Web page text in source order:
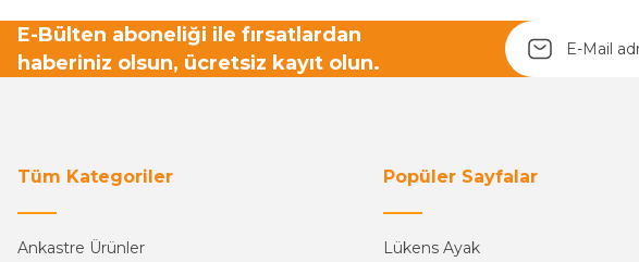
E-Bülten aboneliği ile fırsatlardan
haberiniz olsun, ücretsiz kayıt olun.
Tüm Kategoriler
Ankastre Ürünler
Popüler Sayfalar
Lükens Ayak